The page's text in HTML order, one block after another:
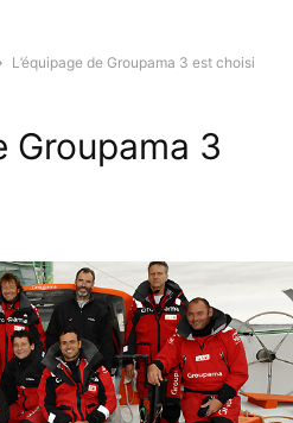
L’équipage de Groupama 3 est choisi
Groupama 3